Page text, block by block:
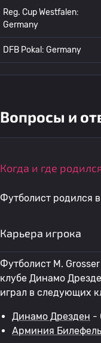
Reg. Cup Westfalen:
Germany
DFB Pokal: Germany
Вопросы и
Когда и где
Футболист родился
Карьера игрока
Футболист M.
клубе Динамо
играл в следующих
Динамо Дрезден -
Арминия